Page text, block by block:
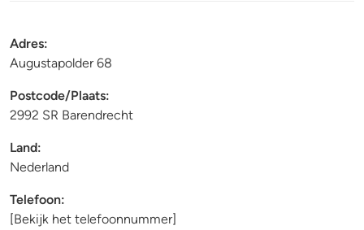
Adres:
Augustapolder 68
Postcode/Plaats:
2992 SR Barendrecht
Land:
Nederland
Telefoon:
[Bekijk het telefoonnummer]